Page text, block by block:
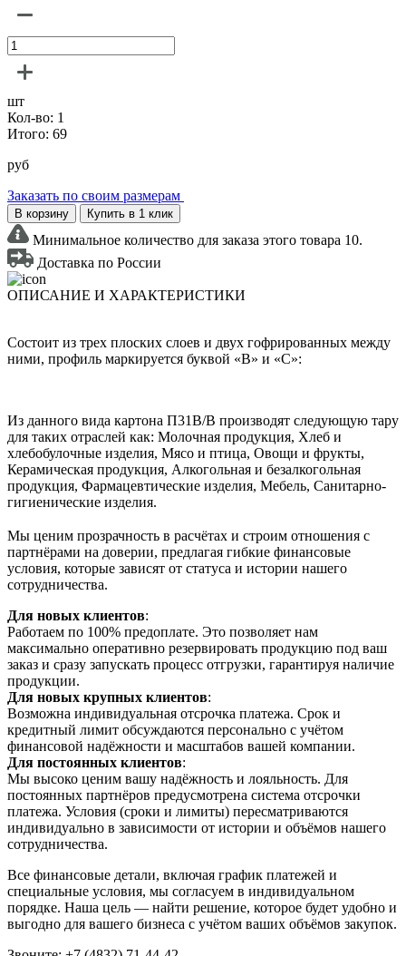
шт
Кол-во: 1
Итого: 69
руб
Заказать по своим размерам
В корзину Купить в 1 клик
Минимальное количество для заказа этого товара 10.
Доставка по России
ОПИСАНИЕ И ХАРАКТЕРИСТИКИ
Состоит из трех плоских слоев и двух гофрированных между
ними, профиль маркируется буквой «В» и «С»:
Из данного вида картона П31В/B производят следующую тару
для таких отраслей как: Молочная продукция, Хлеб и
хлебобулочные изделия, Мясо и птица, Овощи и фрукты,
Керамическая продукция, Алкогольная и безалкогольная
продукция, Фармацевтические изделия, Мебель, Санитарно-
гигиенические изделия.
Мы ценим прозрачность в расчётах и строим отношения с
партнёрами на доверии, предлагая гибкие финансовые
условия, которые зависят от статуса и истории нашего
сотрудничества.
Для новых клиентов:
Работаем по 100% предоплате. Это позволяет нам
максимально оперативно резервировать продукцию под ваш
заказ и сразу запускать процесс отгрузки, гарантируя наличие
продукции.
Для новых крупных клиентов:
Возможна индивидуальная отсрочка платежа. Срок и
кредитный лимит обсуждаются персонально с учётом
финансовой надёжности и масштабов вашей компании.
Для постоянных клиентов:
Мы высоко ценим вашу надёжность и лояльность. Для
постоянных партнёров предусмотрена система отсрочки
платежа. Условия (сроки и лимиты) пересматриваются
индивидуально в зависимости от истории и объёмов нашего
сотрудничества.
Все финансовые детали, включая график платежей и
специальные условия, мы согласуем в индивидуальном
порядке. Наша цель — найти решение, которое будет удобно и
выгодно для вашего бизнеса с учётом ваших объёмов закупок.